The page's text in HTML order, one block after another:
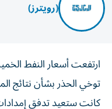
(رويترز)
ارتفعت أسعار النفط
توخي الحذر بشأن نتائج
كانت ستعيد تدفق